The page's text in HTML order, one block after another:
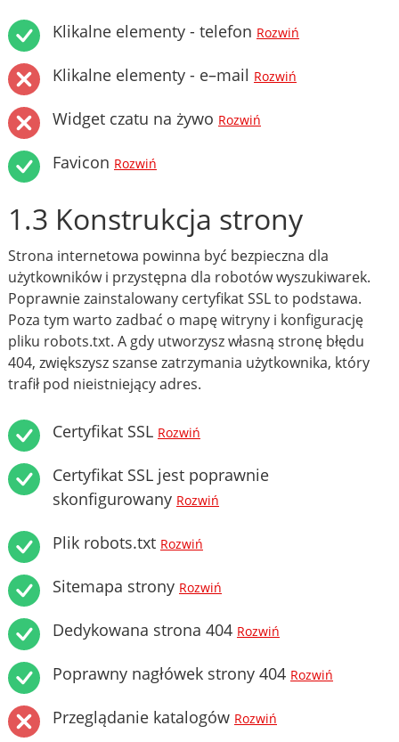
Klikalne elementy - telefon Rozwiń
Klikalne elementy - e–mail Rozwiń
Widget czatu na żywo Rozwiń
Favicon Rozwiń
1.3 Konstrukcja strony
Strona internetowa powinna być bezpieczna dla
użytkowników i przystępna dla robotów wyszukiwarek.
Poprawnie zainstalowany certyfikat SSL to podstawa.
Poza tym warto zadbać o mapę witryny i konfigurację
pliku robots.txt. A gdy utworzysz własną stronę błędu
404, zwiększysz szanse zatrzymania użytkownika, który
trafił pod nieistniejący adres.
Certyfikat SSL Rozwiń
Certyfikat SSL jest poprawnie
skonfigurowany Rozwiń
Plik robots.txt Rozwiń
Sitemapa strony Rozwiń
Dedykowana strona 404 Rozwiń
Poprawny nagłówek strony 404 Rozwiń
Przeglądanie katalogów Rozwiń